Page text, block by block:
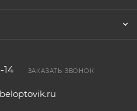
14 ЗАКАЗАТЬ ЗВОНОК